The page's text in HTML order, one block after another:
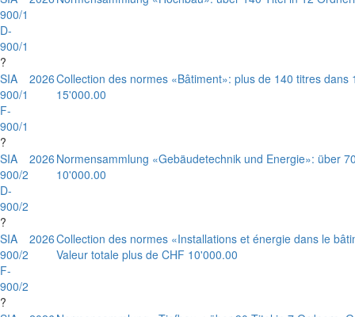
900/1
D-
900/1
?
SIA
900/1
F-
900/1
?
2026Collection des normes «Bâtiment»: plus de 140 titres
15'000.00
SIA
900/2
D-
900/2
?
2026 Normensammlung «Gebäudetechnik und Energie»: über
10'000.00
SIA
900/2
F-
900/2
?
2026Collection des normes «Installations et énergie dans le
Valeur totale plus de CHF 10'000.00